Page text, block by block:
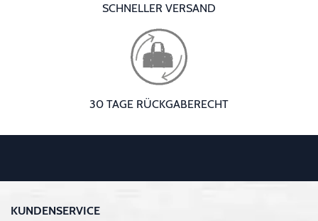
SCHNELLER VERSAND
30 TAGE RÜCKGABERECHT
KUNDENSERVICE